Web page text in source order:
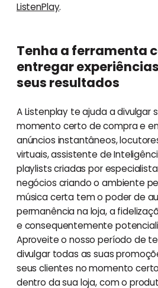
ListenPlay.
Tenha a ferramenta
entregar
seus resultados
A Listenplay te ajuda a divulgar
momento certo de compra e
anúncios instantâneos,
virtuais, assistente de
playlists criadas por
negócios criando o ambiente
música certa tem o poder de
permanência na loja, a
e consequentemente
Aproveite o nosso período de
divulgar todas as suas
seus clientes no momento
dentro da sua loja, com o